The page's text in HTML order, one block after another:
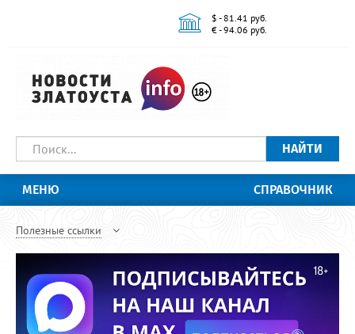
$ - 81.41 руб.
€ - 94.06 руб.
НАЙТИ
МЕНЮ СПРАВОЧНИК
Полезные ссылки